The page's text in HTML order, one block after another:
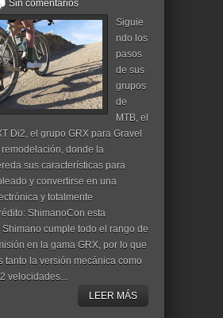
Sin comentarios
Siguie
ndo los
pasos
de sus
grupos
de
MTB, el
Di2, el grupo GRX para Gravel
donde la
sus características para
y convertirse en una
y totalmente
ShimanoCon esta
cumple todo el rango de
en la gama GRX, por lo que
tanto la versión mecánica como
velocidades...
LEER MÁS